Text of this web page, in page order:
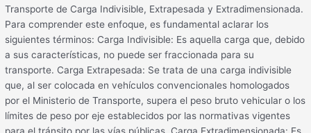
Transporte de Carga Indivisible, Extrapesada y Extradimensionada.
Para comprender este enfoque, es fundamental aclarar los
siguientes términos: Carga Indivisible: Es aquella carga que, debido
a sus características, no puede ser fraccionada para su
transporte. Carga Extrapesada: Se trata de una carga indivisible
que, al ser colocada en vehículos convencionales homologados
por el Ministerio de Transporte, supera el peso bruto vehicular o los
límites de peso por eje establecidos por las normativas vigentes